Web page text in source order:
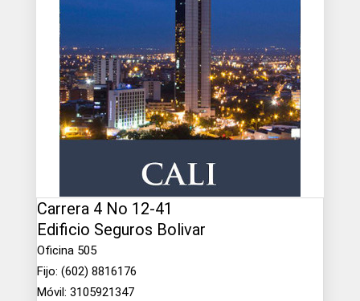
Carrera 4 No 12-41
Edificio Seguros Bolivar
Oficina 505
Fijo: (602) 8816176
Móvil: 3105921347